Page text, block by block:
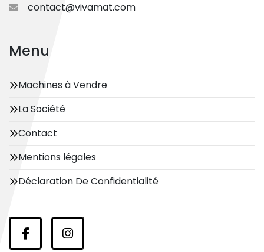
contact@vivamat.com
Menu
Machines à Vendre
La Société
Contact
Mentions légales
Déclaration De Confidentialité
facebookinstagram